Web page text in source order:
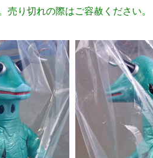
売り切れの際はご容赦ください。